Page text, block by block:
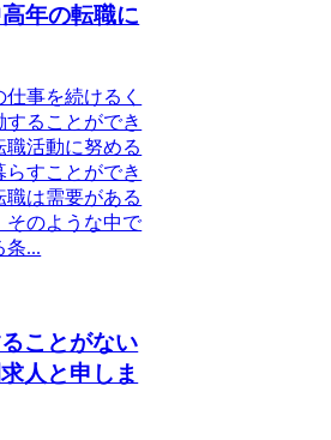
年の転職に
事を続けるく
ることができ
職活動に努める
すことができ
職は需要がある
そのような中で
条...
ことがない
人と申しま